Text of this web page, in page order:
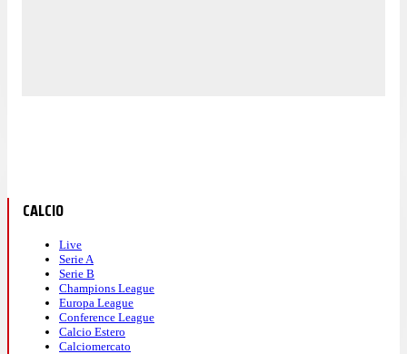
CALCIO
Live
Serie A
Serie B
Champions League
Europa League
Conference League
Calcio Estero
Calciomercato